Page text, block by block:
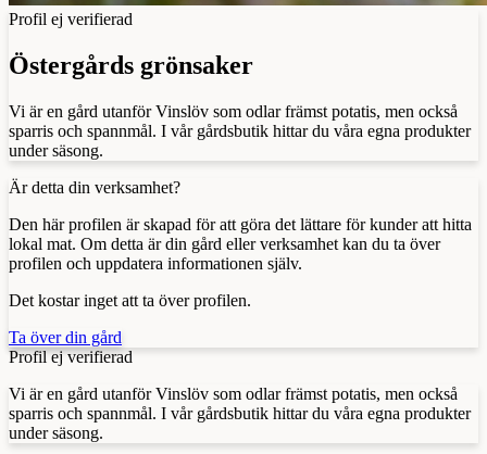
Profil ej verifierad
Östergårds grönsaker
Vi är en gård utanför Vinslöv som odlar främst potatis, men också
sparris och spannmål. I vår gårdsbutik hittar du våra egna produkter
under säsong.
Är detta din verksamhet?
Den här profilen är skapad för att göra det lättare för kunder att hitta
lokal mat. Om detta är din gård eller verksamhet kan du ta över
profilen och uppdatera informationen själv.
Det kostar inget att ta över profilen.
Ta över din gård
Profil ej verifierad
Vi är en gård utanför Vinslöv som odlar främst potatis, men också
sparris och spannmål. I vår gårdsbutik hittar du våra egna produkter
under säsong.